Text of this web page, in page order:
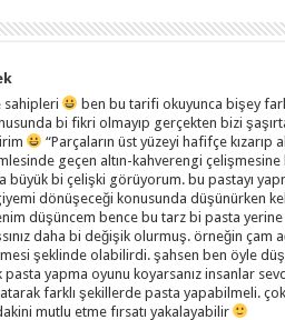
sahipleri
ben bu tarifi okuyunca bişey
bi fikri olmayıp gerçekten bizi
“Parçaların üst yüzeyi hafifçe
geçen altın-kahverengi çelişmesine
büyük bi çelişki görüyorum. bu pastayı
dönüşeceği konusunda düşünürken
düşüncem bence bu tarz bi pasta
daha bi değişik olurmuş. örneğin çam
şeklinde olabilirdi. şahsen ben öyle
pasta yapma oyunu koyarsanız insanlar
farklı şekillerde pasta yapabilmeli.
mutlu etme fırsatı yakalayabilir